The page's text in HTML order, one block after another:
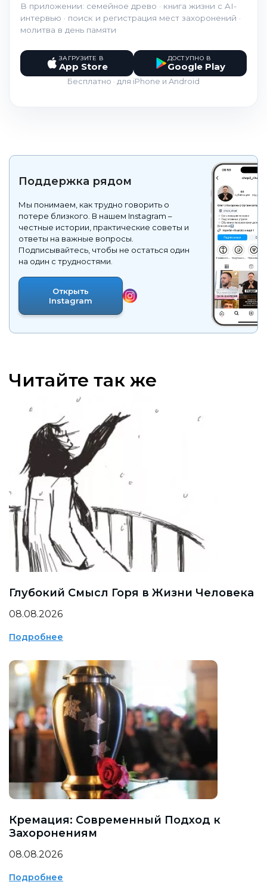
В приложении: семейное древо · книга жизни с AI-
интервью · поиск и регистрация мест захоронений ·
молитва в день памяти
ЗАГРУЗИТЕ В
App Store
ДОСТУПНО В
Google Play
Бесплатно · для iPhone и Android
Поддержка рядом
Мы понимаем, как трудно говорить о
потере близкого. В нашем Instagram –
честные истории, практические советы и
ответы на важные вопросы.
Подписывайтесь, чтобы не остаться один
на один с трудностями.
Открыть
Instagram
Читайте так же
Глубокий Смысл Горя в Жизни Человека
08.08.2026
Подробнее
Кремация: Современный Подход к
Захоронениям
08.08.2026
Подробнее